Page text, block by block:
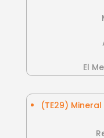
El
(TE29)